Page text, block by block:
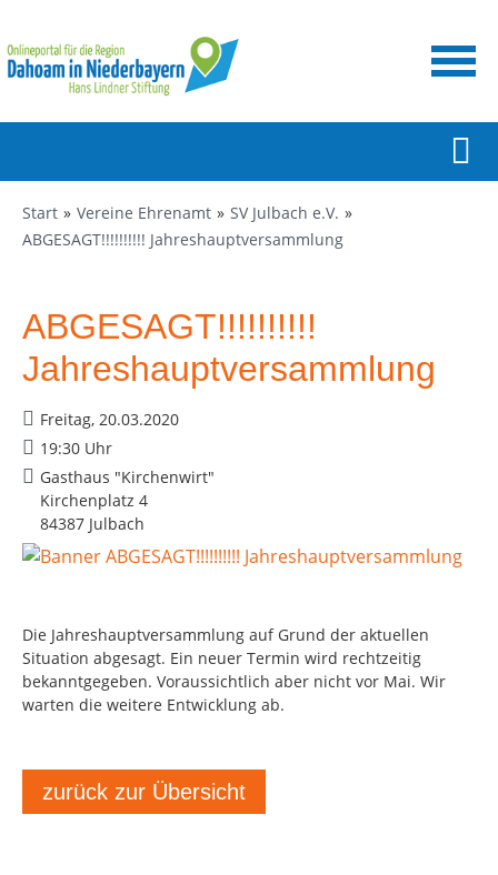
Start Vereine Ehrenamt
SV Julbach e.V.
ABGESAGT!!!!!!!!!! Jahreshauptversammlung
ABGESAGT!!!!!!!!!!
Jahreshauptversammlung
Freitag, 20.03.2020
19:30 Uhr
Gasthaus "Kirchenwirt"
Kirchenplatz 4
84387 Julbach
Die Jahreshauptversammlung auf Grund der aktuellen
Situation abgesagt. Ein neuer Termin wird rechtzeitig
bekanntgegeben. Voraussichtlich aber nicht vor Mai. Wir
warten die weitere Entwicklung ab.
zurück zur Übersicht